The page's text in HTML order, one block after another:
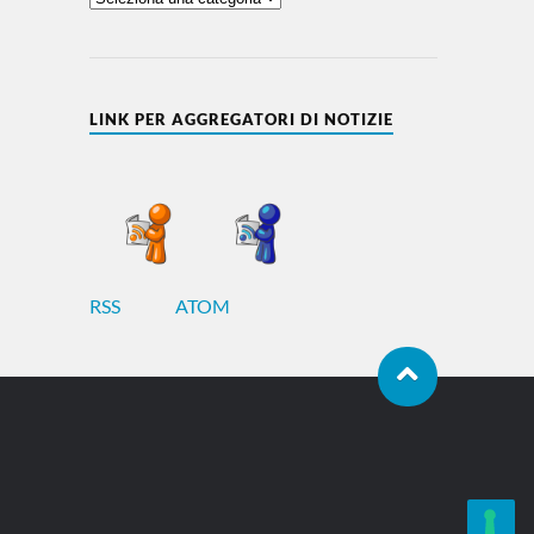
LINK PER AGGREGATORI DI NOTIZIE
RSS ATOM